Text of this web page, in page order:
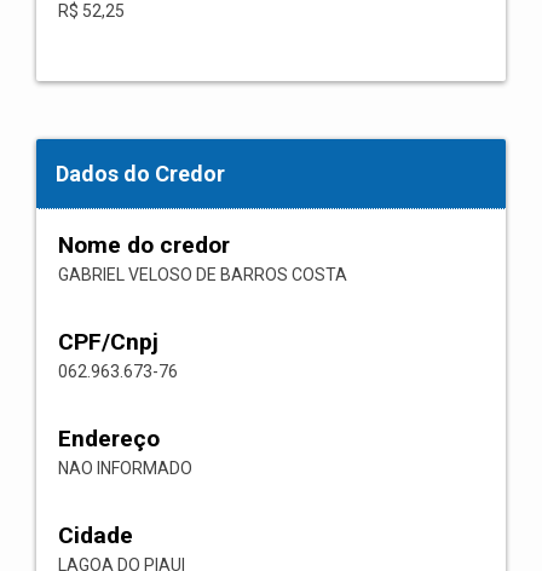
R$ 52,25
Dados do Credor
Nome do credor
GABRIEL VELOSO DE BARROS COSTA
CPF/Cnpj
062.963.673-76
Endereço
NAO INFORMADO
Cidade
LAGOA DO PIAUI